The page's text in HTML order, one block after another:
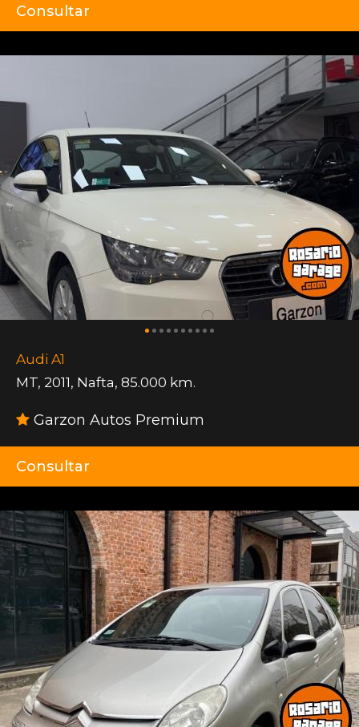
Consultar
Audi A1
MT, 2011, Nafta, 85.000 km.
Garzon Autos Premium
Consultar